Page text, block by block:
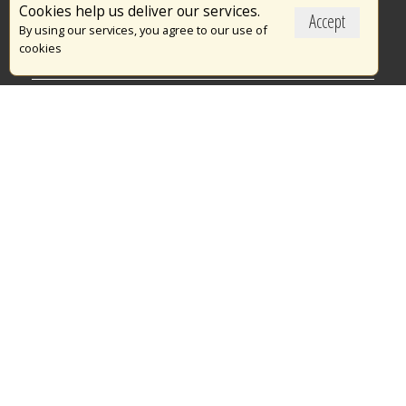
Accept
Cookies help us deliver our services.
By using our services, you agree to our use of
cookies
Το Πυροσβεστικό Σώμα